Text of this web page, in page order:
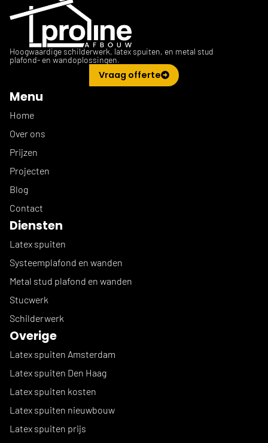
Hoogwaardige schilderwerk, latex spuiten, en metal stud
plafond- en wandoplossingen.
Vraag offerte
Menu
Home
Over ons
Prijzen
Projecten
Blog
Contact
Diensten
Latex spuiten
Systeemplafond en wanden
Metal stud plafond en wanden
Stucwerk
Schilderwerk
Overige
Latex spuiten Amsterdam
Latex spuiten Den Haag
Latex spuiten kosten
Latex spuiten nieuwbouw
Latex spuiten prijs